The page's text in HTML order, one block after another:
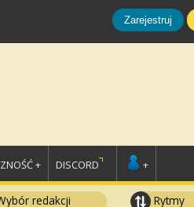
Zarejestruj
+ DISCORD +
redakcji Rytmy